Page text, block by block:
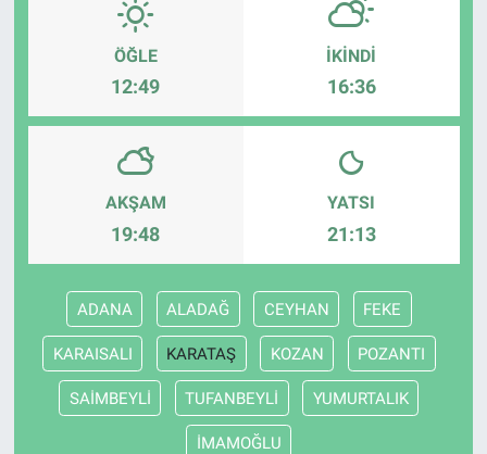
ÖĞLE
12:49
İKINDI
16:36
AKŞAM
19:48
YATSI
21:13
ADANA ALADAĞ CEYHAN FEKE
KARAISALI KARATAŞ KOZAN POZANTI
SAİMBEYLİ TUFANBEYLİ YUMURTALIK
İMAMOĞLU